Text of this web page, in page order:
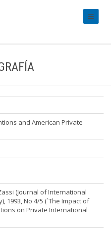
and American Private
(Journal of International
1993, No 4/5 (`The Impact of
on Private International